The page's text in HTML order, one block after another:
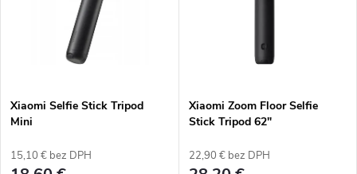
e
p
s
p
Xiaomi Selfie Stick Tripod
Mini
15,10 € bez DPH
Xiaomi Zoom Floor Selfie
Stick Tripod 62"
22,90 € bez DPH